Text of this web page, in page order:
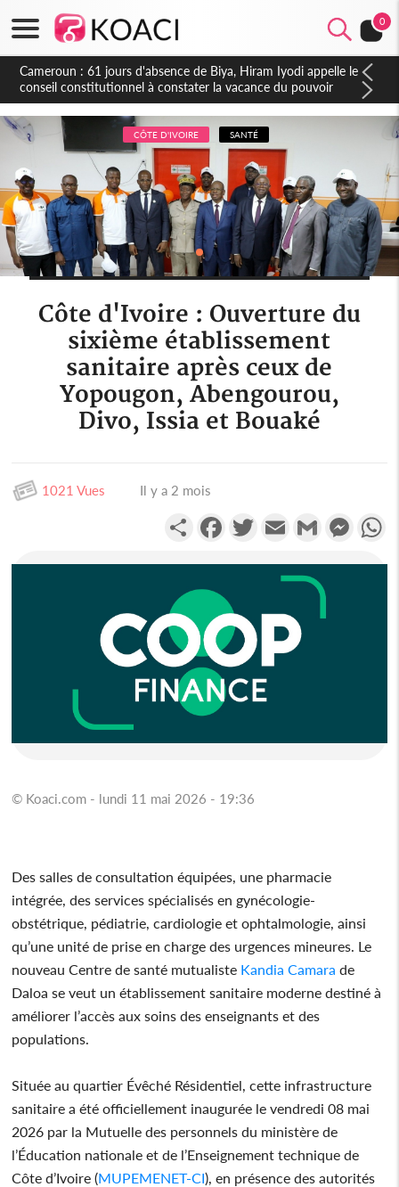
0
Côte d'Ivoire : Fin de la pagaille au PDCI-RDA, Lessiehi bannit
les mouvements sauvages
CÔTE D'IVOIRE SANTÉ
Côte d'Ivoire : Ouverture du
sixième établissement
sanitaire après ceux de
Yopougon, Abengourou,
Divo, Issia et Bouaké
1021 Vues Il y a 2 mois
PartagerFacebookTwitterEmail Gmail
© Koaci.com - lundi 11 mai 2026 - 19:36
Des salles de consultation équipées, une pharmacie
intégrée, des services spécialisés en gynécologie-
obstétrique, pédiatrie, cardiologie et ophtalmologie, ainsi
qu’une unité de prise en charge des urgences mineures. Le
nouveau Centre de santé mutualiste Kandia Camara de
Daloa se veut un établissement sanitaire moderne destiné à
améliorer l’accès aux soins des enseignants et des
populations.
Située au quartier Évêché Résidentiel, cette infrastructure
sanitaire a été officiellement inaugurée le vendredi 08 mai
2026 par la Mutuelle des personnels du ministère de
l’Éducation nationale et de l’Enseignement technique de
Côte d’Ivoire (MUPEMENET-CI), en présence des autorités